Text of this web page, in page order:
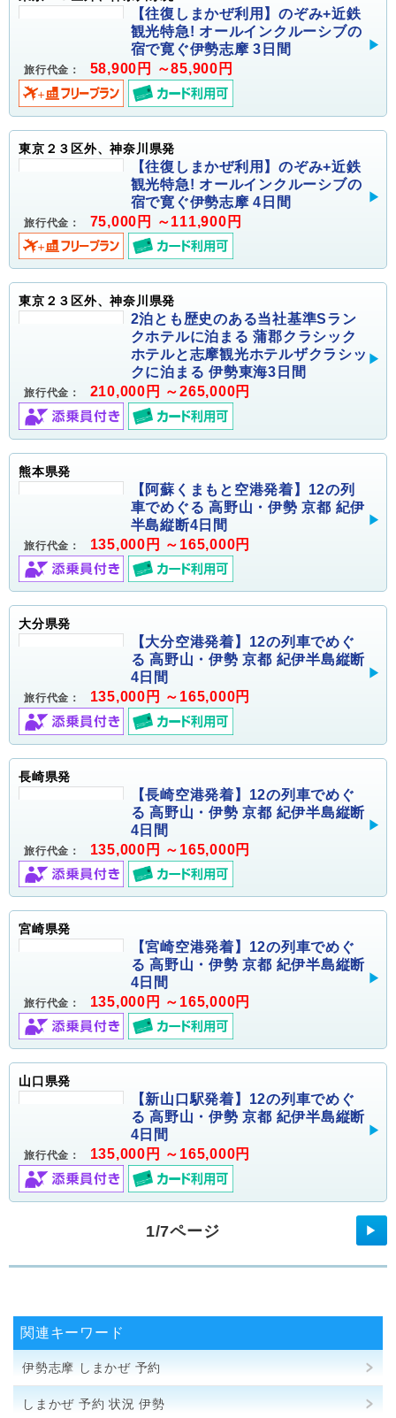
【往復しまかぜ利用】のぞみ+近鉄
観光特急! オールインクルーシブの
宿で寛ぐ伊勢志摩 3日間
旅行代金： 58,900円 ～85,900円
東京２３区外、神奈川県発
【往復しまかぜ利用】のぞみ+近鉄
観光特急! オールインクルーシブの
宿で寛ぐ伊勢志摩 4日間
旅行代金： 75,000円 ～111,900円
東京２３区外、神奈川県発
2泊とも歴史のある当社基準Sラン
クホテルに泊まる 蒲郡クラシック
ホテルと志摩観光ホテルザクラシッ
クに泊まる 伊勢東海3日間
旅行代金： 210,000円 ～265,000円
熊本県発
【阿蘇くまもと空港発着】12の列
車でめぐる 高野山・伊勢 京都 紀伊
半島縦断4日間
旅行代金： 135,000円 ～165,000円
大分県発
【大分空港発着】12の列車でめぐ
る 高野山・伊勢 京都 紀伊半島縦断
4日間
旅行代金： 135,000円 ～165,000円
長崎県発
【長崎空港発着】12の列車でめぐ
る 高野山・伊勢 京都 紀伊半島縦断
4日間
旅行代金： 135,000円 ～165,000円
宮崎県発
【宮崎空港発着】12の列車でめぐ
る 高野山・伊勢 京都 紀伊半島縦断
4日間
旅行代金： 135,000円 ～165,000円
山口県発
【新山口駅発着】12の列車でめぐ
る 高野山・伊勢 京都 紀伊半島縦断
4日間
旅行代金： 135,000円 ～165,000円
1/7ページ ▶
関連キーワード
伊勢志摩 しまかぜ 予約
しまかぜ 予約 状況 伊勢